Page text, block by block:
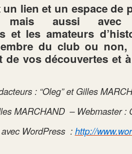
un lien et un espace de
mais aussi
et les amateurs
du club ou non,
de vos découvertes et
: “Oleg” et Gilles
MARCHAND – Webmaster :
WordPress :http://